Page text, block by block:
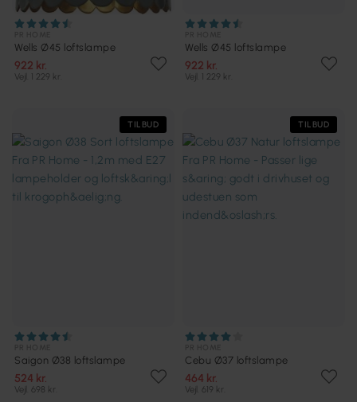
Wells Ø45 loftslampe
922 kr.
Vejl. 1 229 kr.
Wells Ø45 loftslampe
922 kr.
Vejl. 1 229 kr.
TILBUD
Saigon Ø38 loftslampe
524 kr.
Vejl. 698 kr.
TILBUD
Cebu Ø37 loftslampe
464 kr.
Vejl. 619 kr.